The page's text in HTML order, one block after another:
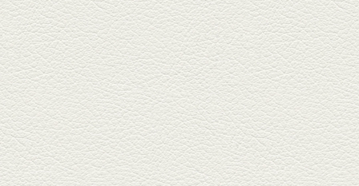
生姜香る鮭とイクラの土
鍋ご飯 など
銀杏中通りにこの春オープンし
た「創作ダイニング真」へ。暑
い夏...
2025年6月13日放送
ﾊﾓの季節野菜あんかけ＆
どんぐりﾎﾟｰｸ西京焼き
西銀座通り、若き和の料理人の
名店「旬味こさか」で夏の味を
堪能...